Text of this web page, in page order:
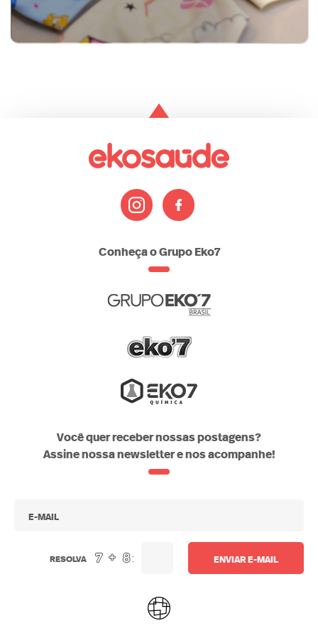
dicas
datas-
alimentacao
atividade-
Conheça o Grupo Eko7
Você quer receber nossas postagens?
Assine nossa newsletter e nos acompanhe!
RESOLVA :